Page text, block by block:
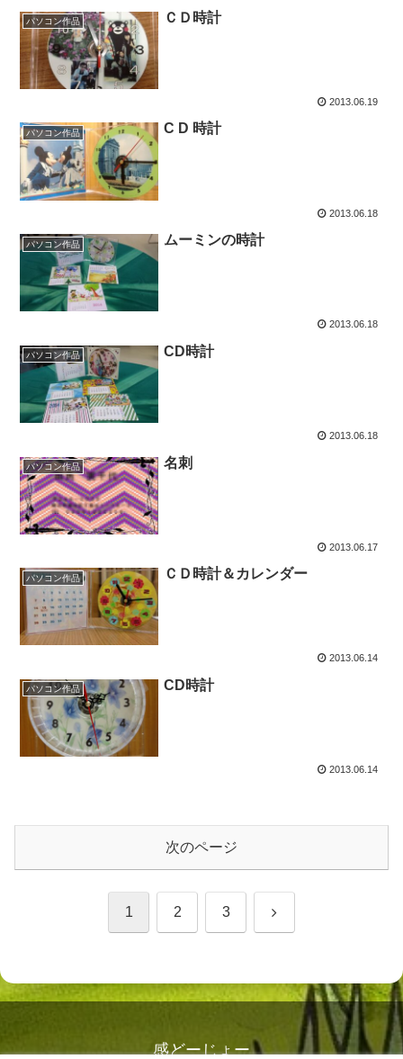
パソコン作品 ＣＤ時計
2013.06.19
パソコン作品 C D 時計
2013.06.18
パソコン作品 ムーミンの時計
2013.06.18
パソコン作品 CD時計
2013.06.18
パソコン作品 名刺
2013.06.17
パソコン作品 ＣＤ時計＆カレンダー
2013.06.14
パソコン作品 CD時計
2013.06.14
次のページ
1 2 3 次
感どーじょー